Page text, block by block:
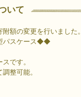
いて
額の変更を行いました。
パスケース◆◆
です。
整可能。